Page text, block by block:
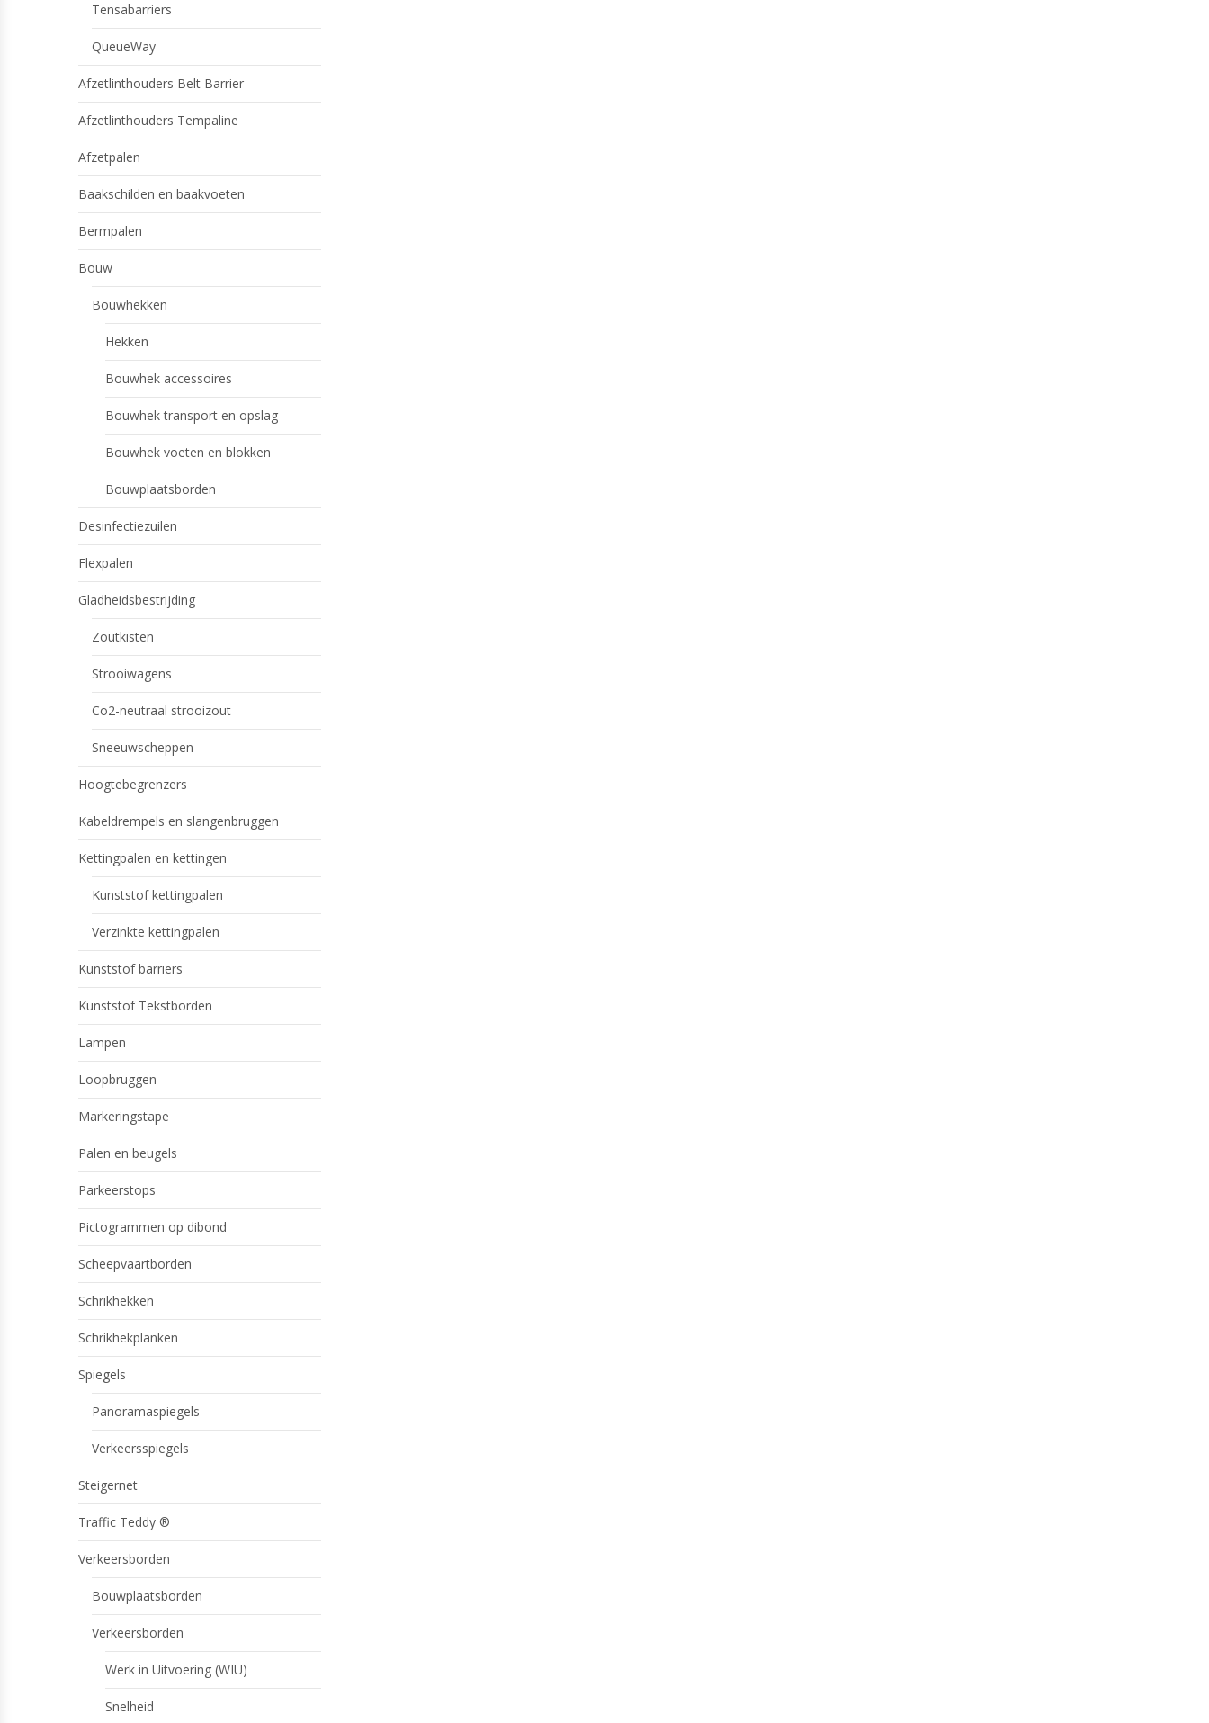
Tensabarriers
QueueWay
Afzetlinthouders Belt Barrier
Afzetlinthouders Tempaline
Afzetpalen
Baakschilden en baakvoeten
Bermpalen
Bouw
Bouwhekken
Hekken
Bouwhek accessoires
Bouwhek transport en opslag
Bouwhek voeten en blokken
Bouwplaatsborden
Desinfectiezuilen
Flexpalen
Gladheidsbestrijding
Zoutkisten
Strooiwagens
Co2-neutraal strooizout
Sneeuwscheppen
Hoogtebegrenzers
Kabeldrempels en slangenbruggen
Kettingpalen en kettingen
Kunststof kettingpalen
Verzinkte kettingpalen
Kunststof barriers
Kunststof Tekstborden
Lampen
Loopbruggen
Markeringstape
Palen en beugels
Parkeerstops
Pictogrammen op dibond
Scheepvaartborden
Schrikhekken
Schrikhekplanken
Spiegels
Panoramaspiegels
Verkeersspiegels
Steigernet
Traffic Teddy ®
Verkeersborden
Bouwplaatsborden
Verkeersborden
Werk in Uitvoering (WIU)
Snelheid